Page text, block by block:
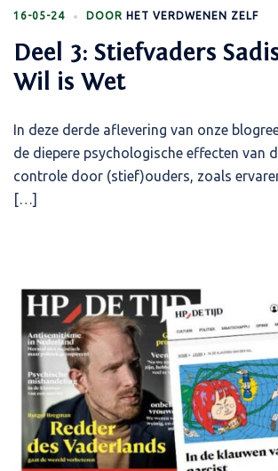
16-05-24 DOOR HET VERDWENEN ZELF
Deel 3: Stiefvaders
Wil is Wet
In deze derde aflevering van onze
de diepere psychologische effecten van
controle door (stief)ouders, zoals
[…]